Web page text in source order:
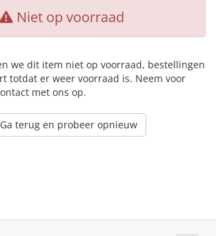
Niet op voorraad
we dit item niet op voorraad, bestellingen
totdat er weer voorraad is. Neem voor
met ons op.
terug en probeer opnieuw